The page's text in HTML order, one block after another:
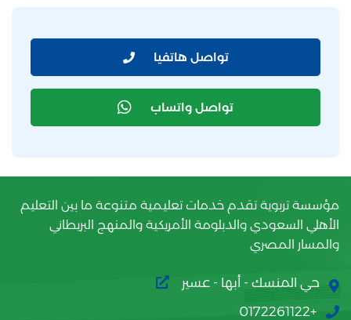
تواصل هاتفيا
تواصل واتساب
مؤسسة تربوية تقدم خدمات تعليمية متنوعة ما بين التعليم
الأهلي السعودي والدبلومة الأمريكية والمنهج البريطاني
والمسار المصري
حي المنسك - أبها - عسير
+0172261122